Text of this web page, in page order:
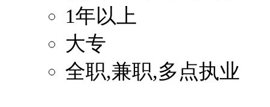
1年以上
大专
全职,兼职,多点执业